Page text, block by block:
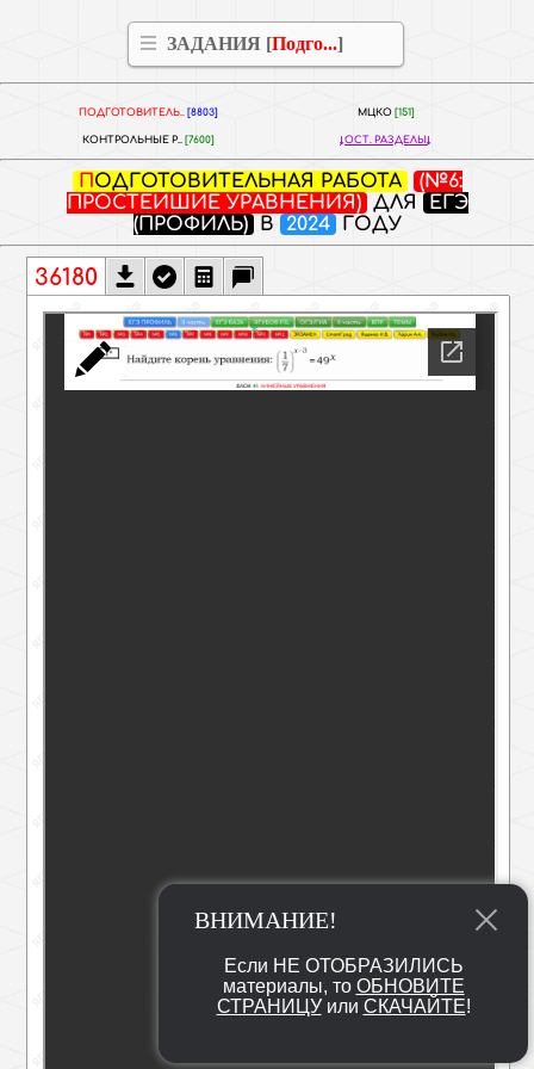
ВНИМАНИЕ!
Если НЕ ОТОБРАЗИЛИСЬ
материалы, то ОБНОВИТЕ
СТРАНИЦУ или СКАЧАЙТЕ!
ЗАДАНИЯ [Подго...]
ПОДГОТОВИТЕЛЬ.. [8803] МЦКО [151]
КОНТРОЛЬНЫЕ Р.. [7600] ОСТ. РАЗДЕЛЫ
ПОДГОТОВИТЕЛЬНАЯ РАБОТА
(№6:
ПРОСТЕЙШИЕ УРАВНЕНИЯ) ДЛЯ
ЕГЭ
(ПРОФИЛЬ)
В 2024 ГОДУ
36180